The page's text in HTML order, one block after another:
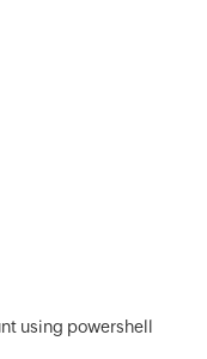
using powershell